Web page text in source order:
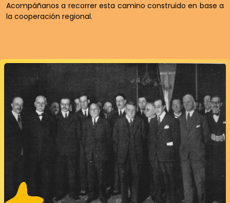
Acompáñanos a recorrer esta camino construido en base a
la cooperación regional.